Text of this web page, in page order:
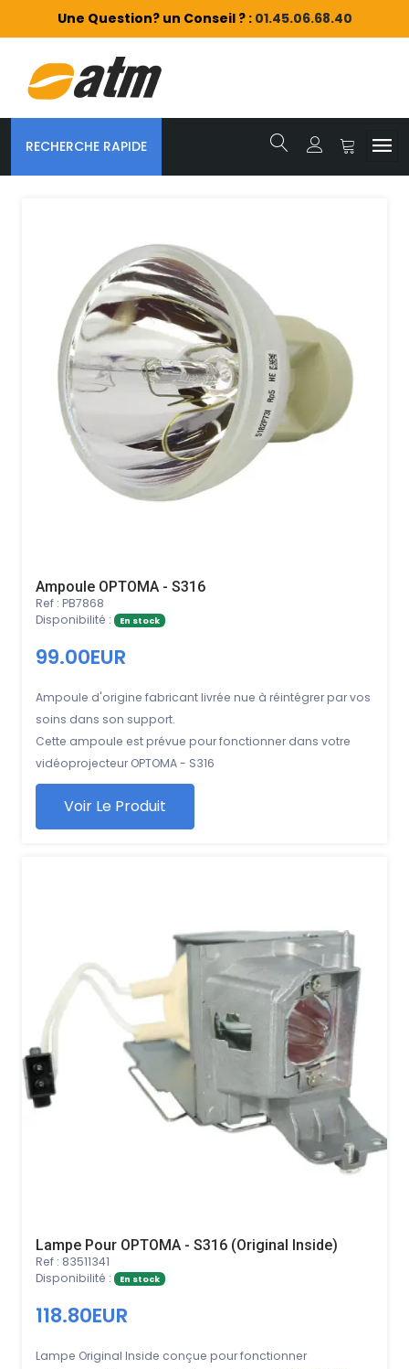
Une Question? un Conseil ? : 01.45.06.68.40
RECHERCHE RAPIDE
Ampoule OPTOMA - S316
Ref : PB7868
Disponibilité :
En stock
99.00EUR
Ampoule d'origine fabricant livrée nue à réintégrer par vos
soins dans son support.
Cette ampoule est prévue pour fonctionner dans votre
vidéoprojecteur OPTOMA - S316
Voir Le Produit
Lampe Pour OPTOMA - S316 (Original Inside)
Ref : 83511341
Disponibilité :
En stock
118.80EUR
Lampe Original Inside conçue pour fonctionner